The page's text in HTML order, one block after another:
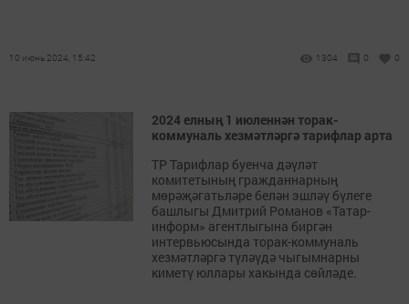
10 июнь 2024, 15:42 1304 0 0
2024 елның 1 июленнән торак-
коммуналь хезмәтләргә тарифлар арта
ТР Тарифлар буенча дәүләт
комитетының гражданнарның
мөрәҗәгатьләре белән эшләү бүлеге
башлыгы Дмитрий Романов «Татар-
информ» агентлыгына биргән
интервьюсында торак-коммуналь
хезмәтләргә түләүдә чыгымнарны
киметү юллары хакында сөйләде.